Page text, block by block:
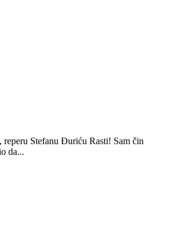
Stefanu Đuriću Rasti! Sam čin
da...